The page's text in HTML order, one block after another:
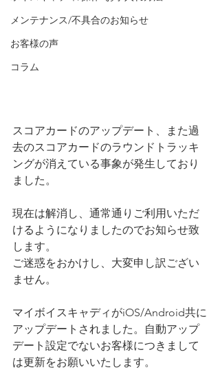
メンテナンス/不具合のお知らせ
お客様の声
コラム
スコアカードのアップデート、また過
去のスコアカードのラウンドトラッキ
ングが消えている事象が発生しており
ました。
現在は解消し、通常通りご利用いただ
けるようになりましたのでお知らせ致
します。
ご迷惑をおかけし、大変申し訳ござい
ません。
マイボイスキャディがiOS/Android共に
アップデートされました。自動アップ
デート設定でないお客様につきまして
は更新をお願いいたします。